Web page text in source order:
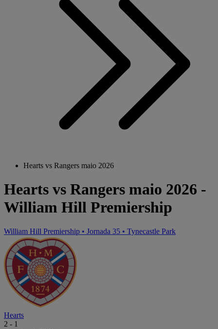
Hearts vs Rangers maio 2026
Hearts vs Rangers maio 2026 -
William Hill Premiership
William Hill Premiership • Jornada 35 • Tynecastle Park
Hearts
2 - 1